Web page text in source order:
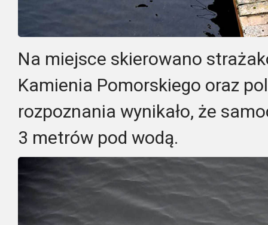
Na miejsce skierowano
Kamienia Pomorskiego oraz
rozpoznania wynikało, że
3 metrów pod wodą.